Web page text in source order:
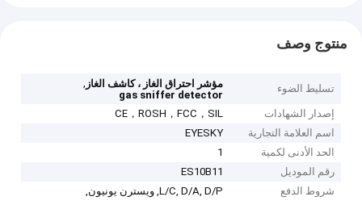
منتوج وصف
تسليط الضوء مؤشر احتراق الغاز ، كاشف الغاز ,
gas sniffer detector
إصدار الشهادات
CE，ROSH，FCC，SIL
اسم العلامة التجارية
EYESKY
الحد الأدنى لكمية
1
رقم الموديل
ES10B11
شروط الدفع
L/C, D/A, D/P, ويسترن يونيون,